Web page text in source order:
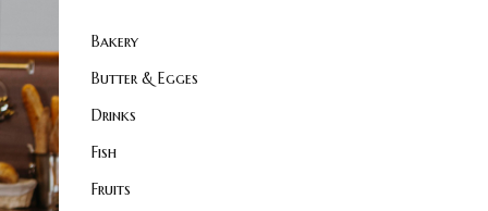
Bakery
Butter & Egges
Drinks
Fish
Fruits